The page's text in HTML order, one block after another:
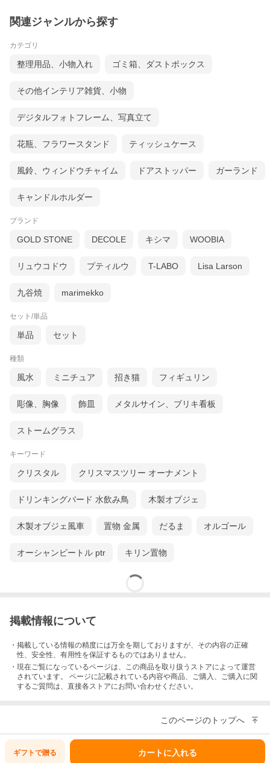
関連ジャンルから探す
カテゴリ
整理用品、小物入れ ゴミ箱、ダストボックス
その他インテリア雑貨、小物
デジタルフォトフレーム、写真立て
花瓶、フラワースタンド ティッシュケース
風鈴、ウィンドウチャイム ドアストッパー ガーランド
キャンドルホルダー
ブランド
GOLD STONE DECOLE キシマ WOOBIA
リュウコドウ プティルウ T-LABO Lisa Larson
九谷焼 marimekko
セット/単品
単品 セット
種類
風水 ミニチュア 招き猫 フィギュリン
彫像、胸像 飾皿 メタルサイン、ブリキ看板
ストームグラス
キーワード
クリスタル クリスマスツリー オーナメント
ドリンキングバード 水飲み鳥 木製オブジェ
木製オブジェ風車 置物 金属 だるま オルゴール
オーシャンビートル ptr キリン置物
掲載情報について
・掲載している情報の精度には万全を期しておりますが、その内容の正確
性、安全性、有用性を保証するものではありません。
・現在ご覧になっているページは、この商品を取り扱うストアによって運営
されています。 ページに記載されている内容や商品、ご購入 、ご購入に関
するご質問は、直接各ストアにお問い合わせください。
このページのトップへ
ギフトで贈る カートに入れる